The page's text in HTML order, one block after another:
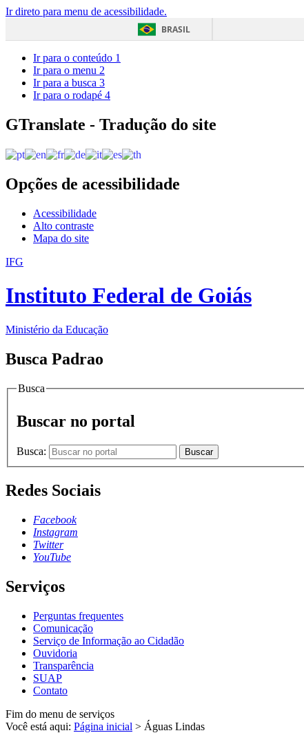
Ir direto para menu de acessibilidade.
BRASIL
Ir para o conteúdo 1
Ir para o menu 2
Ir para a busca 3
Ir para o rodapé 4
GTranslate - Tradução do site
Opções de acessibilidade
Acessibilidade
Alto contraste
Mapa do site
IFG
Instituto Federal de Goiás
Ministério da Educação
Busca Padrao
Busca
Buscar no portal
Busca: Buscar
Redes Sociais
Facebook
Instagram
Twitter
YouTube
Serviços
Perguntas frequentes
Comunicação
Serviço de Informação ao Cidadão
Ouvidoria
Transparência
SUAP
Contato
Fim do menu de serviços
Você está aqui: Página inicial > Águas Lindas